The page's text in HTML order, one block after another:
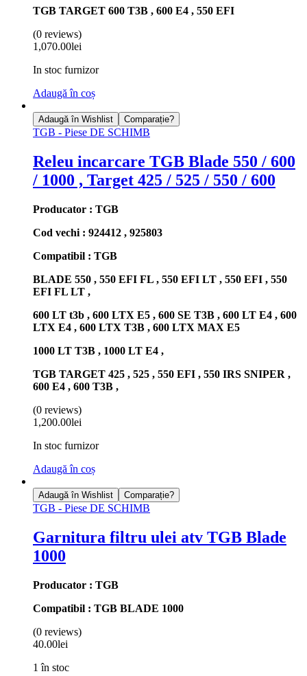
TGB TARGET 600 T3B , 600 E4 , 550 EFI
(0 reviews)
1,070.00lei
In stoc furnizor
Adaugă în coș
Adaugă în Wishlist Comparație?
TGB - Piese DE SCHIMB
Releu incarcare TGB Blade 550 / 600
/ 1000 , Target 425 / 525 / 550 / 600
Producator : TGB
Cod vechi : 924412 , 925803
Compatibil : TGB
BLADE 550 , 550 EFI FL , 550 EFI LT , 550 EFI , 550
EFI FL LT ,
600 LT t3b , 600 LTX E5 , 600 SE T3B , 600 LT E4 , 600
LTX E4 , 600 LTX T3B , 600 LTX MAX E5
1000 LT T3B , 1000 LT E4 ,
TGB TARGET 425 , 525 , 550 EFI , 550 IRS SNIPER ,
600 E4 , 600 T3B ,
(0 reviews)
1,200.00lei
In stoc furnizor
Adaugă în coș
Adaugă în Wishlist Comparație?
TGB - Piese DE SCHIMB
Garnitura filtru ulei atv TGB Blade
1000
Producator : TGB
Compatibil : TGB BLADE 1000
(0 reviews)
40.00lei
1 în stoc